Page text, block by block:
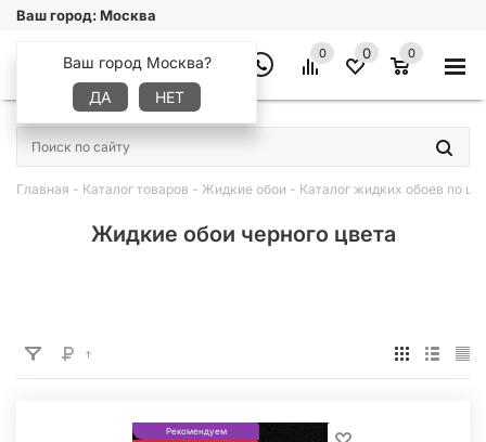
Ваш город:Москва
Ваш город Москва?
ДА
НЕТ
0 0 0
×
Главная - Каталог товаров - Жидкие обои - Каталог жидких обоев по
Жидкие обои черного цвета
Рекомендуем